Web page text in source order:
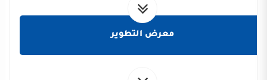
معرض التطوير